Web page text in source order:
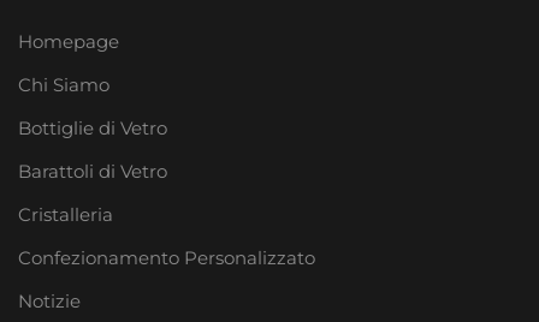
Homepage
Chi Siamo
Bottiglie di Vetro
Barattoli di Vetro
Cristalleria
Confezionamento Personalizzato
Notizie